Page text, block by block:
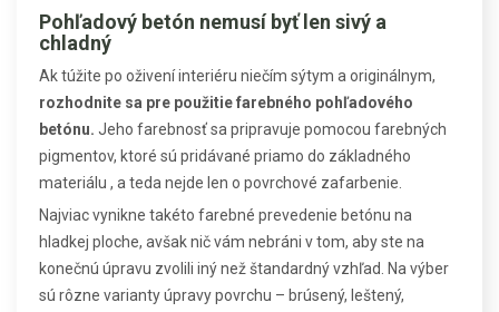
Pohľadový betón nemusí byť len sivý a
chladný
Ak túžite po oživení interiéru niečím sýtym a originálnym,
rozhodnite sa pre použitie farebného pohľadového
betónu. Jeho farebnosť sa pripravuje pomocou farebných
pigmentov, ktoré sú pridávané priamo do základného
materiálu , a teda nejde len o povrchové zafarbenie.
Najviac vynikne takéto farebné prevedenie betónu na
hladkej ploche, avšak nič vám nebráni v tom, aby ste na
konečnú úpravu zvolili iný než štandardný vzhľad. Na výber
sú rôzne varianty úpravy povrchu – brúsený, leštený,